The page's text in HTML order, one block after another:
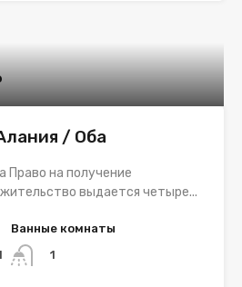
/ Оба
Право на получение
выдается четыре...
Ванные комнаты
1